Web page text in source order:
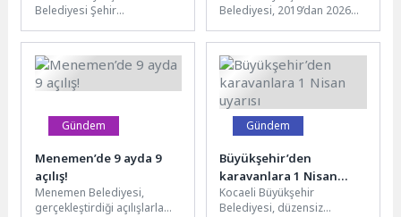
Belediyesi Şehir
2026 tiyatro sezonunun yeni
haftasında 13 oyunla seyirci
karşısına çıkıyor.Şehir
Tiyatroları’nda bu...
Belediyesi, 2019’dan 2026
tarım ve hayvancılığı
desteklemek amacıyla...
Gündem
Menemen’de 9 ayda 9
açılış!
Menemen Belediyesi,
gerçekleştirdiği açılışlarla
Gündem
Büyükşehir’den
karavanlara 1 Nisan
uyarısı
Kocaeli Büyükşehir
Belediyesi, düzensiz